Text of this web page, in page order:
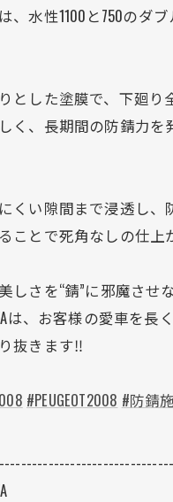
、水性1100と750のダ
とした塗膜で、下廻り
く、長期間の防錆力を
くい隙間まで浸透し、
ことで死角なしの仕上
しさを“錆”に邪魔させな
は、お客様の愛車を
抜きます‼️
#PEUGEOT2008 #防錆